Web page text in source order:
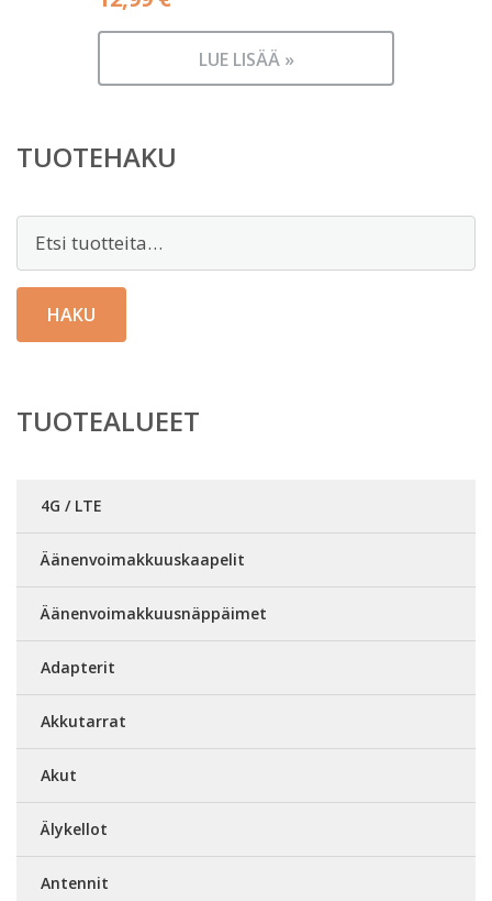
LUE LISÄÄ »
TUOTEHAKU
Etsi:
HAKU
TUOTEALUEET
4G / LTE
Äänenvoimakkuuskaapelit
Äänenvoimakkuusnäppäimet
Adapterit
Akkutarrat
Akut
Älykellot
Antennit